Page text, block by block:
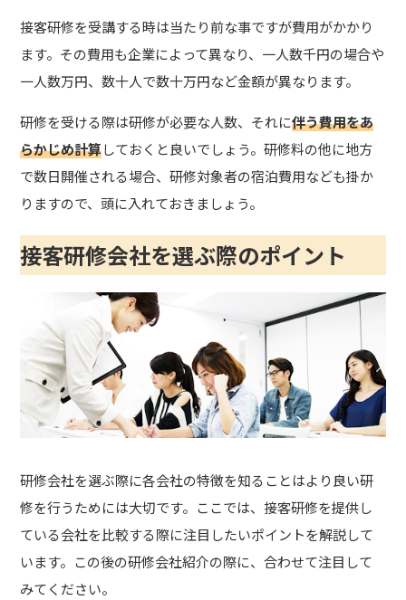
接客研修を受講する時は当たり前な事ですが費用がかかり
ます。その費用も企業によって異なり、一人数千円の場合や
一人数万円、数十人で数十万円など金額が異なります。
研修を受ける際は研修が必要な人数、それに伴う費用をあ
らかじめ計算しておくと良いでしょう。研修料の他に地方
で数日開催される場合、研修対象者の宿泊費用なども掛か
りますので、頭に入れておきましょう。
接客研修会社を選ぶ際のポイント
研修会社を選ぶ際に各会社の特徴を知ることはより良い研
修を行うためには大切です。ここでは、接客研修を提供し
ている会社を比較する際に注目したいポイントを解説して
います。この後の研修会社紹介の際に、合わせて注目して
みてください。